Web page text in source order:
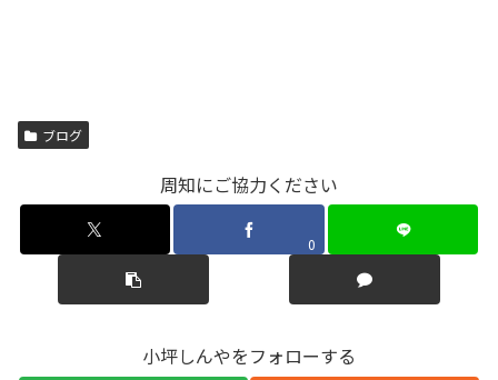
ブログ
周知にご協力ください
0
小坪しんやをフォローする